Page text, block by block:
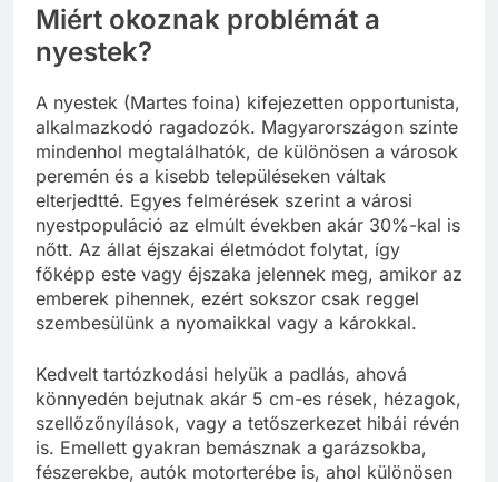
Miért okoznak problémát a
nyestek?
A nyestek (Martes foina) kifejezetten opportunista,
alkalmazkodó ragadozók. Magyarországon szinte
mindenhol megtalálhatók, de különösen a városok
peremén és a kisebb településeken váltak
elterjedtté. Egyes felmérések szerint a városi
nyestpopuláció az elmúlt években akár 30%-kal is
nőtt. Az állat éjszakai életmódot folytat, így
főképp este vagy éjszaka jelennek meg, amikor az
emberek pihennek, ezért sokszor csak reggel
szembesülünk a nyomaikkal vagy a károkkal.
Kedvelt tartózkodási helyük a padlás, ahová
könnyedén bejutnak akár 5 cm-es rések, hézagok,
szellőzőnyílások, vagy a tetőszerkezet hibái révén
is. Emellett gyakran bemásznak a garázsokba,
fészerekbe, autók motorterébe is, ahol különösen